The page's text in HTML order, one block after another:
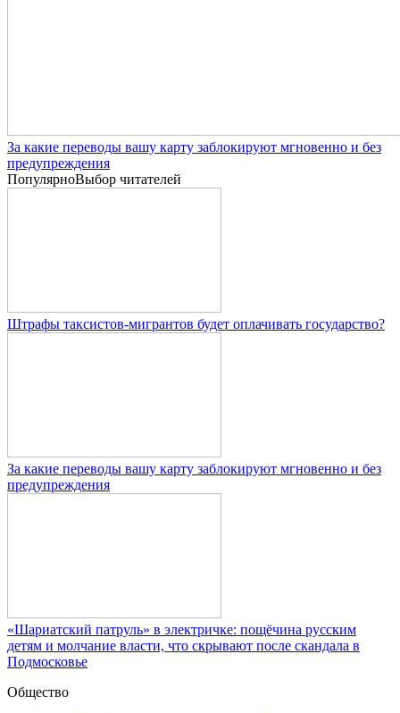
За какие переводы вашу карту заблокируют мгновенно и без
предупреждения
ПопулярноВыбор читателей
Штрафы таксистов-мигрантов будет оплачивать государство?
За какие переводы вашу карту заблокируют мгновенно и без
предупреждения
«Шариатский патруль» в электричке: пощёчина русским
детям и молчание власти, что скрывают после скандала в
Подмосковье
Общество